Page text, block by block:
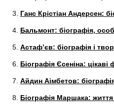
Ганс Крістіан Андерсен:
Бальмонт: біографія,
Астаф’єв: біографія і
Біографія Єсеніна: цікаві
Айдин Аімбетов:
Біографія Маршака: